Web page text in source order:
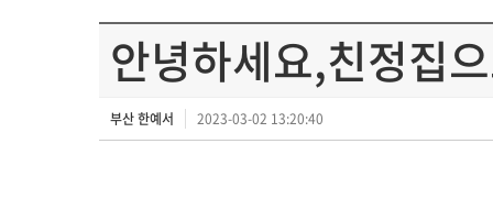
안녕하세요,친정집
부산 한예서 2023-03-02 13:20:40